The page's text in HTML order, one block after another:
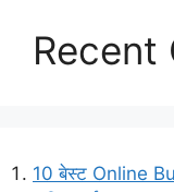
Recent
10 बेस्ट Online